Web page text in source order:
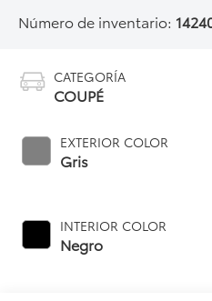
Número de inventario:
CATEGORÍA
COUPÉ
EXTERIOR COLOR
Gris
INTERIOR COLOR
Negro